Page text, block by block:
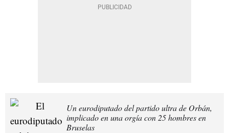
Un eurodiputado del partido ultra de Orbán,
implicado en una orgía con 25 hombres en
Bruselas